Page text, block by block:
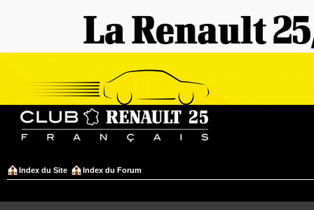
Index du Site Index du Forum